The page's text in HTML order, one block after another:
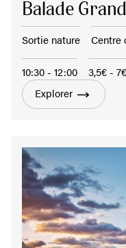
Balade
Sortie nature Centre
10:30 - 12:00
3,5€ - 7€
Explorer